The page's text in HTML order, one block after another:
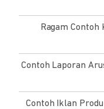
Ragam Contoh
Contoh Laporan
Contoh Iklan